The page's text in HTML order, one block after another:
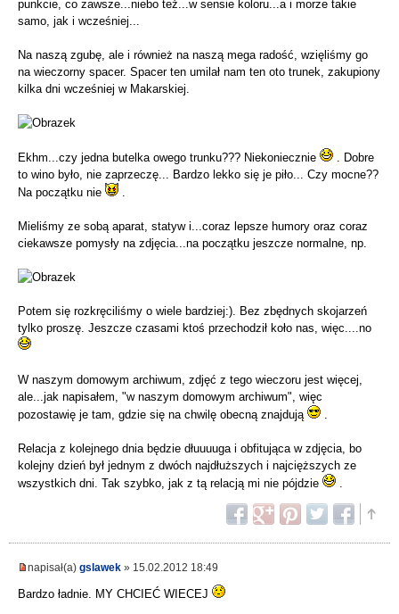
punkcie, co zawsze...niebo też...w sensie koloru...a i morze takie
samo, jak i wcześniej...
Na naszą zgubę, ale i również na naszą mega radość, wzięliśmy go
na wieczorny spacer. Spacer ten umilał nam ten oto trunek, zakupiony
kilka dni wcześniej w Makarskiej.
Ekhm...czy jedna butelka owego trunku??? Niekoniecznie
. Dobre
to wino było, nie zaprzeczę... Bardzo lekko się je piło... Czy mocne??
Na początku nie
.
Mieliśmy ze sobą aparat, statyw i...coraz lepsze humory oraz coraz
ciekawsze pomysły na zdjęcia...na początku jeszcze normalne, np.
Potem się rozkręciliśmy o wiele bardziej:). Bez zbędnych skojarzeń
tylko proszę. Jeszcze czasami ktoś przechodził koło nas, więc....no
W naszym domowym archiwum, zdjęć z tego wieczoru jest więcej,
ale...jak napisałem, "w naszym domowym archiwum", więc
pozostawię je tam, gdzie się na chwilę obecną znajdują
.
Relacja z kolejnego dnia będzie dłuuuuga i obfitująca w zdjęcia, bo
kolejny dzień był jednym z dwóch najdłuższych i najcięższych ze
wszystkich dni. Tak szybko, jak z tą relacją mi nie pójdzie
.
napisał(a) gslawek » 15.02.2012 18:49
Bardzo ładnie. MY CHCIEĆ WIECEJ